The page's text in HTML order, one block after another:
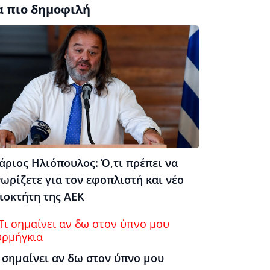
πιο δημοφιλή
Ηλιόπουλος: Ό,τι πρέπει να
για τον εφοπλιστή και νέο
της ΑΕΚ
σημαίνει αν δω στον ύπνο μου